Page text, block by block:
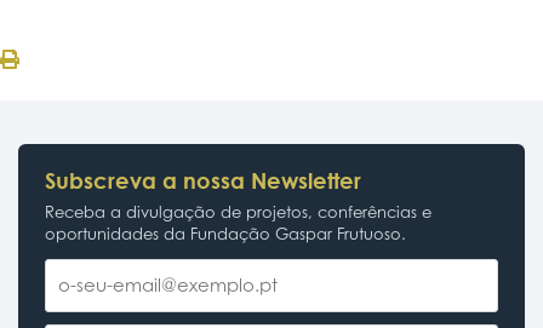
Subscreva a nossa Newsletter
Receba a divulgação de projetos, conferências e
oportunidades da Fundação Gaspar Frutuoso.